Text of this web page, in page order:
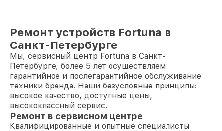
Ремонт устройств Fortuna в
Санкт-Петербурге
Мы, сервисный центр Fortuna в Санкт-
Петербурге, более 5 лет осуществляем
гарантийное и послегарантийное обслуживание
техники бренда. Наши безусловные принципы:
высокое качество, доступные цены,
высококлассный сервис.
Ремонт в сервисном центре
Квалифицированные и опытные специалисты